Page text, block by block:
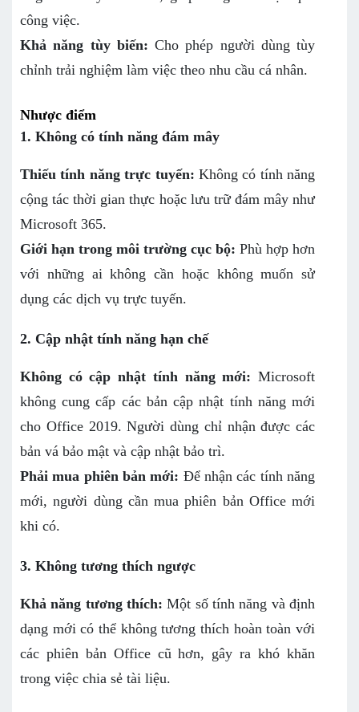
công việc.
Khả năng tùy biến: Cho phép người dùng tùy
chỉnh trải nghiệm làm việc theo nhu cầu cá nhân.
Nhược điểm
1. Không có tính năng đám mây
Thiếu tính năng trực tuyến: Không có tính năng
cộng tác thời gian thực hoặc lưu trữ đám mây như
Microsoft 365.
Giới hạn trong môi trường cục bộ: Phù hợp hơn
với những ai không cần hoặc không muốn sử
dụng các dịch vụ trực tuyến.
2. Cập nhật tính năng hạn chế
Không có cập nhật tính năng mới: Microsoft
không cung cấp các bản cập nhật tính năng mới
cho Office 2019. Người dùng chỉ nhận được các
bản vá bảo mật và cập nhật bảo trì.
Phải mua phiên bản mới: Để nhận các tính năng
mới, người dùng cần mua phiên bản Office mới
khi có.
3. Không tương thích ngược
Khả năng tương thích: Một số tính năng và định
dạng mới có thể không tương thích hoàn toàn với
các phiên bản Office cũ hơn, gây ra khó khăn
trong việc chia sẻ tài liệu.